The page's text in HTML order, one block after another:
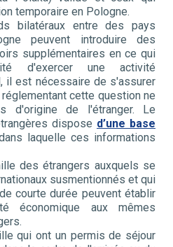
temporaire en Pologne.
bilatéraux entre des pays
peuvent introduire des
supplémentaires en ce qui
d'exercer une activité
il est nécessaire de s'assurer
cette question ne
d'origine de l'étranger. Le
dispose d’une base
laquelle ces informations
des étrangers auxquels se
susmentionnés et qui
courte durée peuvent établir
économique aux mêmes
qui ont un permis de séjour